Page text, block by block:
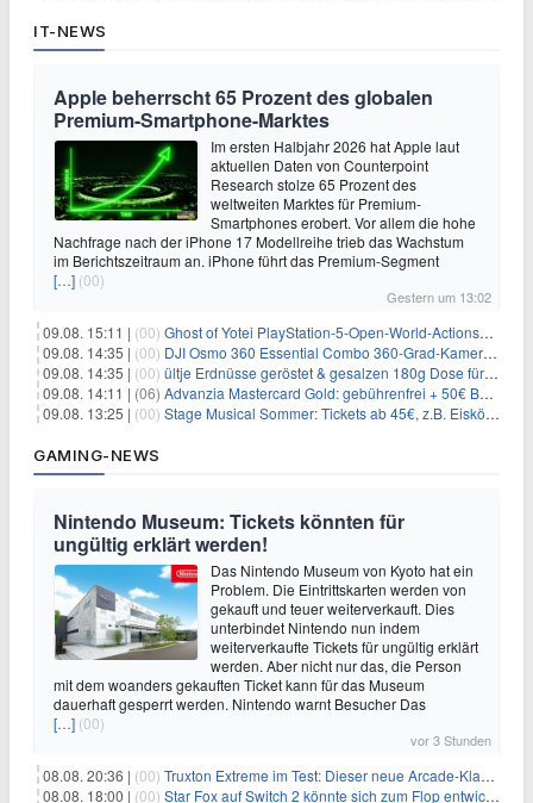
IT-NEWS
Apple beherrscht 65 Prozent des globalen
Premium-Smartphone-Marktes
Im ersten Halbjahr 2026 hat Apple laut
aktuellen Daten von Counterpoint
Research stolze 65 Prozent des
weltweiten Marktes für Premium-
Smartphones erobert. Vor allem die hohe
Nachfrage nach der iPhone 17 Modellreihe trieb das Wachstum
im Berichtszeitraum an. iPhone führt das Premium-Segment
[…] (00)
Gestern um 13:02
09.08. 15:11 | (00) Ghost of Yotei PlayStation-5-Open-World-Actionspiel für 55,65€
09.08. 14:35 | (00) DJI Osmo 360 Essential Combo 360-Grad-Kamera für 375€
09.08. 14:35 | (00) ültje Erdnüsse geröstet & gesalzen 180g Dose für 1,52€ im Spar-Abo
09.08. 14:11 | (06) Advanzia Mastercard Gold: gebührenfrei + 50€ Bonus* + gratis Reiseversicherung
09.08. 13:25 | (00) Stage Musical Sommer: Tickets ab 45€, z.B. Eiskönigin, König der Löwen, Zurück in die Zukunft
GAMING-NEWS
Nintendo Museum: Tickets könnten für
ungültig erklärt werden!
Das Nintendo Museum von Kyoto hat ein
Problem. Die Eintrittskarten werden von
gekauft und teuer weiterverkauft. Dies
unterbindet Nintendo nun indem
weiterverkaufte Tickets für ungültig erklärt
werden. Aber nicht nur das, die Person
mit dem woanders gekauften Ticket kann für das Museum
dauerhaft gesperrt werden. Nintendo warnt Besucher Das
[…] (00)
vor 3 Stunden
08.08. 20:36 | (00) Truxton Extreme im Test: Dieser neue Arcade-Klassiker verzeiht dir gar nichts
08.08. 18:00 | (00) Star Fox auf Switch 2 könnte sich zum Flop entwickeln